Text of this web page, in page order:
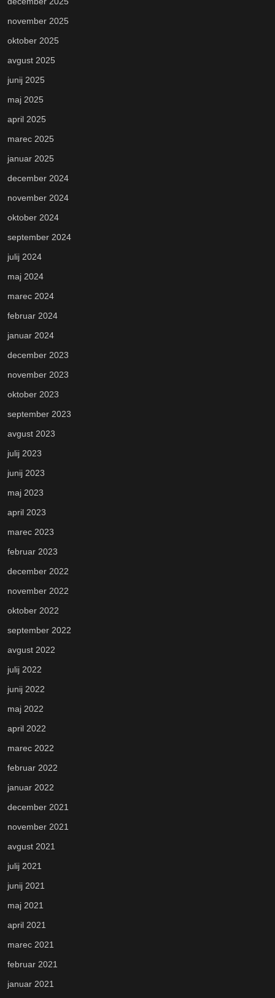
november 2025
oktober 2025
avgust 2025
junij 2025
maj 2025
april 2025
marec 2025
januar 2025
december 2024
november 2024
oktober 2024
september 2024
julij 2024
maj 2024
marec 2024
februar 2024
januar 2024
december 2023
november 2023
oktober 2023
september 2023
avgust 2023
julij 2023
junij 2023
maj 2023
april 2023
marec 2023
februar 2023
december 2022
november 2022
oktober 2022
september 2022
avgust 2022
julij 2022
junij 2022
maj 2022
april 2022
marec 2022
februar 2022
januar 2022
december 2021
november 2021
avgust 2021
julij 2021
junij 2021
maj 2021
april 2021
marec 2021
februar 2021
januar 2021